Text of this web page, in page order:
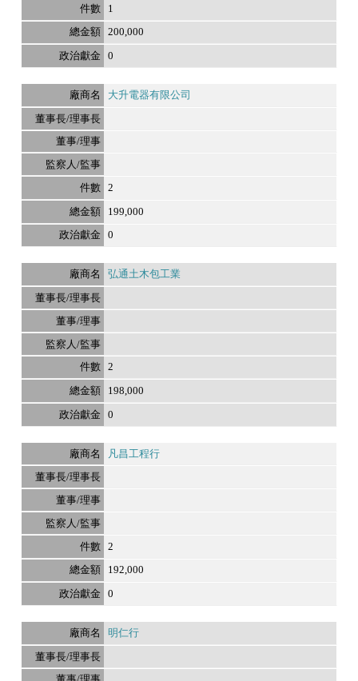
1
200,000
0
大升電器有限公司
2
199,000
0
弘通土木包工業
2
198,000
0
凡昌工程行
2
192,000
0
明仁行